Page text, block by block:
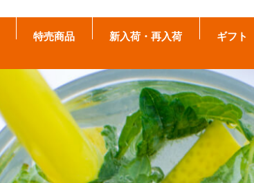
特売商品 新入荷・再入荷 ギフト